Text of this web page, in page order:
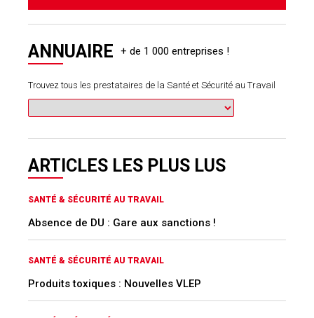
ANNUAIRE
Trouvez tous les prestataires de la Santé et Sécurité au Travail
ARTICLES LES PLUS LUS
SANTÉ & SÉCURITÉ AU TRAVAIL
Absence de DU : Gare aux sanctions !
SANTÉ & SÉCURITÉ AU TRAVAIL
Produits toxiques : Nouvelles VLEP